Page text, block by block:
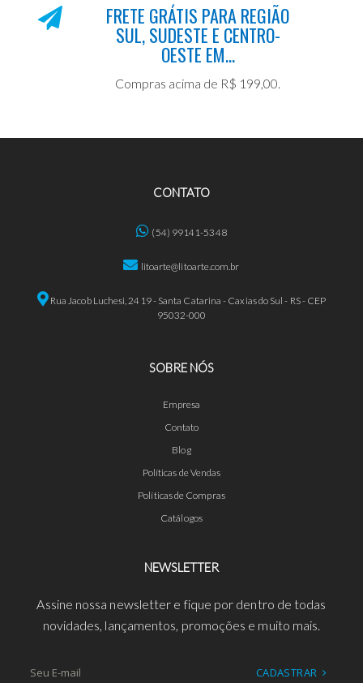
FRETE GRÁTIS PARA REGIÃO
SUL, SUDESTE E CENTRO-
OESTE EM...
Compras acima de R$ 199,00.
CONTATO
(54) 99141-5348
litoarte@litoarte.com.br
Rua Jacob Luchesi, 2419 - Santa Catarina - Caxias do Sul - RS - CEP
95032-000
SOBRE NÓS
Empresa
Contato
Blog
Políticas de Vendas
Políticas de Compras
Catálogos
NEWSLETTER
Assine nossa newsletter e fique por dentro de todas
novidades, lançamentos, promoções e muito mais.
CADASTRAR